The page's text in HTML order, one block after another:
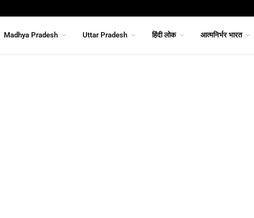
Madhya Pradesh Uttar Pradesh हिंदी लोक आत्मनिर्भर भारत